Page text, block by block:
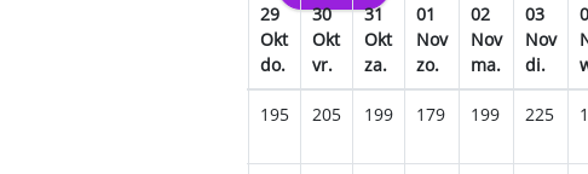
29
Okt
do.
30
Okt
vr.
31
Okt
za.
01
Nov
zo.
02
Nov
ma.
03
Nov
di.
195 205 199 179 199 225